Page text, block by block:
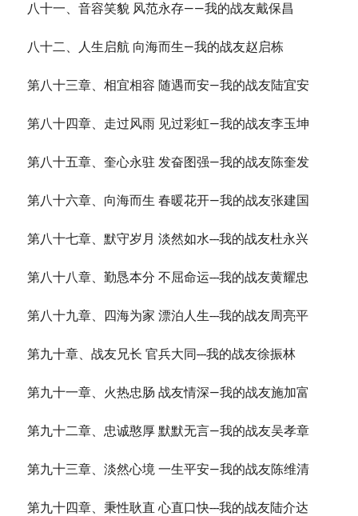
八十一、音容笑貌 风范永存——我的战友戴保昌
八十二、人生启航 向海而生—我的战友赵启栋
第八十三章、相宜相容 随遇而安—我的战友陆宜安
第八十四章、走过风雨 见过彩虹—我的战友李玉坤
第八十五章、奎心永驻 发奋图强—我的战友陈奎发
第八十六章、向海而生 春暖花开—我的战友张建国
第八十七章、默守岁月 淡然如水---我的战友杜永兴
第八十八章、勤恳本分 不屈命运---我的战友黄耀忠
第八十九章、四海为家 漂泊人生---我的战友周亮平
第九十章、战友兄长 官兵大同---我的战友徐振林
第九十一章、火热忠肠 战友情深—我的战友施加富
第九十二章、忠诚憨厚 默默无言—我的战友吴孝章
第九十三章、淡然心境 一生平安—我的战友陈维清
第九十四章、秉性耿直 心直口快---我的战友陆介达